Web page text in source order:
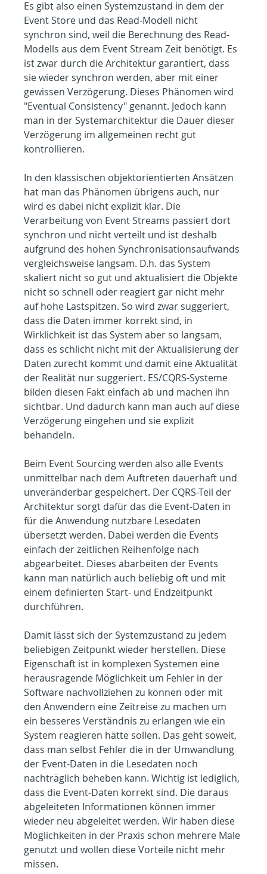
Es gibt also einen Systemzustand in dem der
Event Store und das Read-Modell nicht
synchron sind, weil die Berechnung des Read-
Modells aus dem Event Stream Zeit benötigt. Es
ist zwar durch die Architektur garantiert, dass
sie wieder synchron werden, aber mit einer
gewissen Verzögerung. Dieses Phänomen wird
"Eventual Consistency" genannt. Jedoch kann
man in der Systemarchitektur die Dauer dieser
Verzögerung im allgemeinen recht gut
kontrollieren.
In den klassischen objektorientierten Ansätzen
hat man das Phänomen übrigens auch, nur
wird es dabei nicht explizit klar. Die
Verarbeitung von Event Streams passiert dort
synchron und nicht verteilt und ist deshalb
aufgrund des hohen Synchronisationsaufwands
vergleichsweise langsam. D.h. das System
skaliert nicht so gut und aktualisiert die Objekte
nicht so schnell oder reagiert gar nicht mehr
auf hohe Lastspitzen. So wird zwar suggeriert,
dass die Daten immer korrekt sind, in
Wirklichkeit ist das System aber so langsam,
dass es schlicht nicht mit der Aktualisierung der
Daten zurecht kommt und damit eine Aktualität
der Realität nur suggeriert. ES/CQRS-Systeme
bilden diesen Fakt einfach ab und machen ihn
sichtbar. Und dadurch kann man auch auf diese
Verzögerung eingehen und sie explizit
behandeln.
Beim Event Sourcing werden also alle Events
unmittelbar nach dem Auftreten dauerhaft und
unveränderbar gespeichert. Der CQRS-Teil der
Architektur sorgt dafür das die Event-Daten in
für die Anwendung nutzbare Lesedaten
übersetzt werden. Dabei werden die Events
einfach der zeitlichen Reihenfolge nach
abgearbeitet. Dieses abarbeiten der Events
kann man natürlich auch beliebig oft und mit
einem definierten Start- und Endzeitpunkt
durchführen.
Damit lässt sich der Systemzustand zu jedem
beliebigen Zeitpunkt wieder herstellen. Diese
Eigenschaft ist in komplexen Systemen eine
herausragende Möglichkeit um Fehler in der
Software nachvollziehen zu können oder mit
den Anwendern eine Zeitreise zu machen um
ein besseres Verständnis zu erlangen wie ein
System reagieren hätte sollen. Das geht soweit,
dass man selbst Fehler die in der Umwandlung
der Event-Daten in die Lesedaten noch
nachträglich beheben kann. Wichtig ist lediglich,
dass die Event-Daten korrekt sind. Die daraus
abgeleiteten Informationen können immer
wieder neu abgeleitet werden. Wir haben diese
Möglichkeiten in der Praxis schon mehrere Male
genutzt und wollen diese Vorteile nicht mehr
missen.